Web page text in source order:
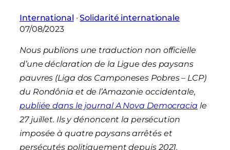
International · Solidarité internationale
07/08/2023
Nous publions une traduction non officielle
d’une déclaration de la Ligue des paysans
pauvres (Liga dos Camponeses Pobres – LCP)
du Rondônia et de l’Amazonie occidentale,
publiée dans le journal A Nova Democracia le
27 juillet. Ils y dénoncent la persécution
imposée à quatre paysans arrêtés et
persécutés politiquement depuis 2021.